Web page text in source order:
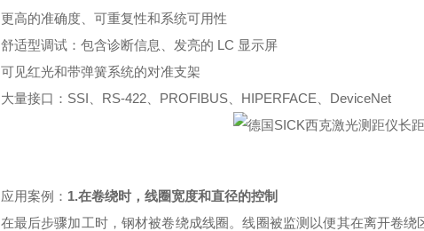
更高的准确度、可重复性和系统可用性
舒适型调试：包含诊断信息、发亮的 LC 显示屏
可见红光和带弹簧系统的对准支架
大量接口： SSI、RS-422、PROFIBUS、HIPERFACE、DeviceNet
应用案例： 1.在卷绕时，线圈宽度和直径的控制
在最后步骤加工时，钢材被卷绕成线圈。线圈被监测以便其在离开卷